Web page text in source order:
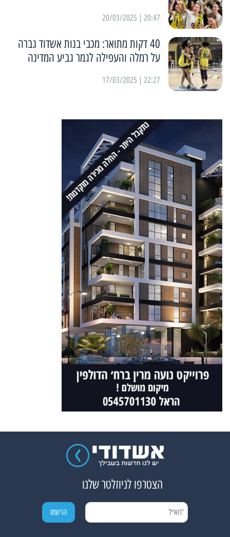
20:47 | 20/03/2025
40 דקות מתואר: מכבי בנות אשדוד גברה
על רמלה והעפילה לגמר גביע המדינה
22:27 | 17/03/2025
הצטרפו לניוזלטר שלנו